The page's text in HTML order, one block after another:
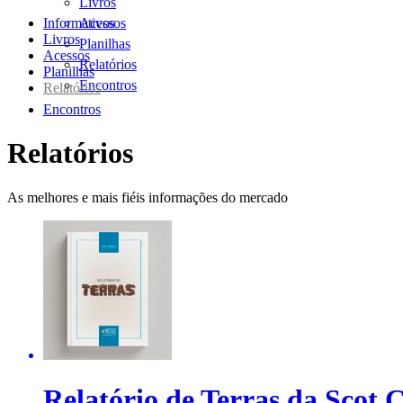
Acessos
Planilhas
Relatórios
Encontros
Informativos
Livros
Acessos
Planilhas
Relatórios
Encontros
Relatórios
As melhores e mais fiéis informações do mercado